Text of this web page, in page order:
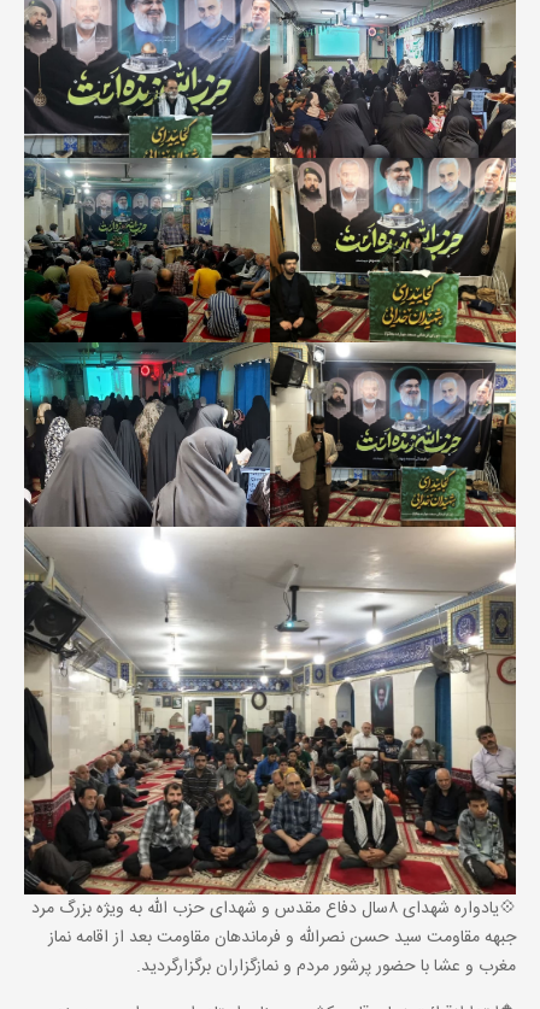
💠یادواره شهدای ۸سال دفاع مقدس و شهدای حزب الله به ویژه بزرگ مرد
جبهه مقاومت سید حسن نصرالله و فرماندهان مقاومت بعد از اقامه نماز
مغرب و عشا با حضور پرشور مردم و نمازگزاران برگزارگردید.